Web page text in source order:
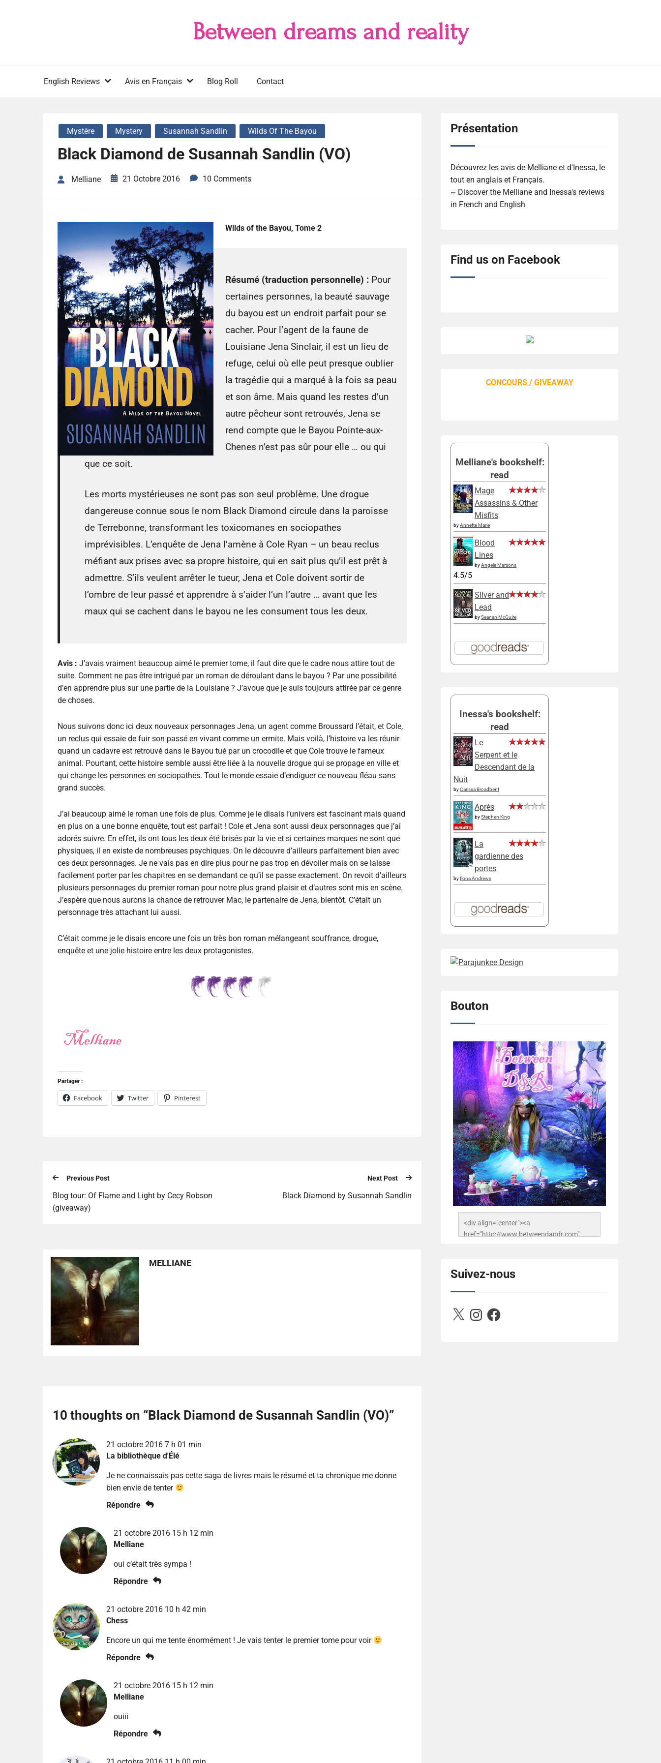
Between dreams and reality
English Reviews Avis en Français Blog Roll Contact
Mystère Mystery Susannah Sandlin Wilds Of The Bayou
Black Diamond de Susannah Sandlin (VO)
Melliane 21 Octobre 2016 10 Comments
Wilds of the Bayou, Tome 2
Résumé (traduction personnelle) : Pour
certaines personnes, la beauté sauvage
du bayou est un endroit parfait pour se
cacher. Pour l’agent de la faune de
Louisiane Jena Sinclair, il est un lieu de
refuge, celui où elle peut presque oublier
la tragédie qui a marqué à la fois sa peau
et son âme. Mais quand les restes d’un
autre pêcheur sont retrouvés, Jena se
rend compte que le Bayou Pointe-aux-
Chenes n’est pas sûr pour elle … ou qui
que ce soit.
Les morts mystérieuses ne sont pas son seul problème. Une drogue
dangereuse connue sous le nom Black Diamond circule dans la paroisse
de Terrebonne, transformant les toxicomanes en sociopathes
imprévisibles. L’enquête de Jena l’amène à Cole Ryan – un beau reclus
méfiant aux prises avec sa propre histoire, qui en sait plus qu’il est prêt à
admettre. S’ils veulent arrêter le tueur, Jena et Cole doivent sortir de
l’ombre de leur passé et apprendre à s’aider l’un l’autre … avant que les
maux qui se cachent dans le bayou ne les consument tous les deux.
Avis : J’avais vraiment beaucoup aimé le premier tome, il faut dire que le cadre nous attire tout de
suite. Comment ne pas être intrigué par un roman de déroulant dans le bayou ? Par une possibilité
d’en apprendre plus sur une partie de la Louisiane ? J’avoue que je suis toujours attirée par ce genre
de choses.
Nous suivons donc ici deux nouveaux personnages Jena, un agent comme Broussard l’était, et Cole,
un reclus qui essaie de fuir son passé en vivant comme un ermite. Mais voilà, l’histoire va les réunir
quand un cadavre est retrouvé dans le Bayou tué par un crocodile et que Cole trouve le fameux
animal. Pourtant, cette histoire semble aussi être liée à la nouvelle drogue qui se propage en ville et
qui change les personnes en sociopathes. Tout le monde essaie d’endiguer ce nouveau fléau sans
grand succès.
J’ai beaucoup aimé le roman une fois de plus. Comme je le disais l’univers est fascinant mais quand
en plus on a une bonne enquête, tout est parfait ! Cole et Jena sont aussi deux personnages que j’ai
adorés suivre. En effet, ils ont tous les deux été brisés par la vie et si certaines marques ne sont que
physiques, il en existe de nombreuses psychiques. On le découvre d’ailleurs parfaitement bien avec
ces deux personnages. Je ne vais pas en dire plus pour ne pas trop en dévoiler mais on se laisse
facilement porter par les chapitres en se demandant ce qu’il se passe exactement. On revoit d’ailleurs
plusieurs personnages du premier roman pour notre plus grand plaisir et d’autres sont mis en scène.
J’espère que nous aurons la chance de retrouver Mac, le partenaire de Jena, bientôt. C’était un
personnage très attachant lui aussi.
C’était comme je le disais encore une fois un très bon roman mélangeant souffrance, drogue,
enquête et une jolie histoire entre les deux protagonistes.
Partager :
Facebook Twitter Pinterest
Previous Post
Blog tour: Of Flame and Light by Cecy Robson
(giveaway)
Next Post
Black Diamond by Susannah Sandlin
MELLIANE
10 thoughts on “Black Diamond de Susannah Sandlin (VO)”
21 octobre 2016 7 h 01 min
La bibliothèque d'Élé
Je ne connaissais pas cette saga de livres mais le résumé et ta chronique me donne
bien envie de tenter
Répondre
21 octobre 2016 15 h 12 min
Melliane
oui c’était très sympa !
Répondre
21 octobre 2016 10 h 42 min
Chess
Encore un qui me tente énormément ! Je vais tenter le premier tome pour voir
Répondre
21 octobre 2016 15 h 12 min
Melliane
ouiii
Répondre
Présentation
Découvrez les avis de Melliane et d'Inessa, le
tout en anglais et Français.
~ Discover the Melliane and Inessa's reviews
in French and English
Find us on Facebook
CONCOURS / GIVEAWAY
Melliane's bookshelf:
read
Mage
Assassins & Other
Misfits
byAnnette Marie
Blood
Lines
byAngela Marsons
4.5/5
Silver and
Lead
bySeanan McGuire
Inessa's bookshelf:
read
Le
Serpent et le
Descendant de la
Nuit
byCarissa Broadbent
Après
byStephen King
La
gardienne des
portes
by Ilona Andrews
Bouton
<div align="center"><a
href="http://www.betweendandr.com"
503716673157532-
2788222864243652657-n.jpg"
alt="Between D&R" style="border:none;" />
Suivez-nous
X InstagramFacebook